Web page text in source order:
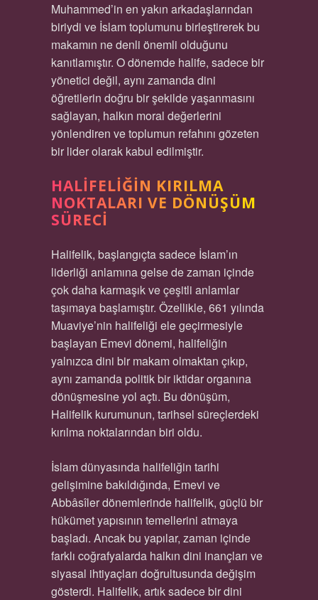
Muhammed’in en yakın arkadaşlarından
biriydi ve İslam toplumunu birleştirerek bu
makamın ne denli önemli olduğunu
kanıtlamıştır. O dönemde halife, sadece bir
yönetici değil, aynı zamanda dini
öğretilerin doğru bir şekilde yaşanmasını
sağlayan, halkın moral değerlerini
yönlendiren ve toplumun refahını gözeten
bir lider olarak kabul edilmiştir.
HALIFELIĞIN KIRILMA
NOKTALARI VE DÖNÜŞÜM
SÜRECI
Halifelik, başlangıçta sadece İslam’ın
liderliği anlamına gelse de zaman içinde
çok daha karmaşık ve çeşitli anlamlar
taşımaya başlamıştır. Özellikle, 661 yılında
Muaviye’nin halifeliği ele geçirmesiyle
başlayan Emevi dönemi, halifeliğin
yalnızca dini bir makam olmaktan çıkıp,
aynı zamanda politik bir iktidar organına
dönüşmesine yol açtı. Bu dönüşüm,
Halifelik kurumunun, tarihsel süreçlerdeki
kırılma noktalarından biri oldu.
İslam dünyasında halifeliğin tarihi
gelişimine bakıldığında, Emevi ve
Abbâsîler dönemlerinde halifelik, güçlü bir
hükümet yapısının temellerini atmaya
başladı. Ancak bu yapılar, zaman içinde
farklı coğrafyalarda halkın dini inançları ve
siyasal ihtiyaçları doğrultusunda değişim
gösterdi. Halifelik, artık sadece bir dini